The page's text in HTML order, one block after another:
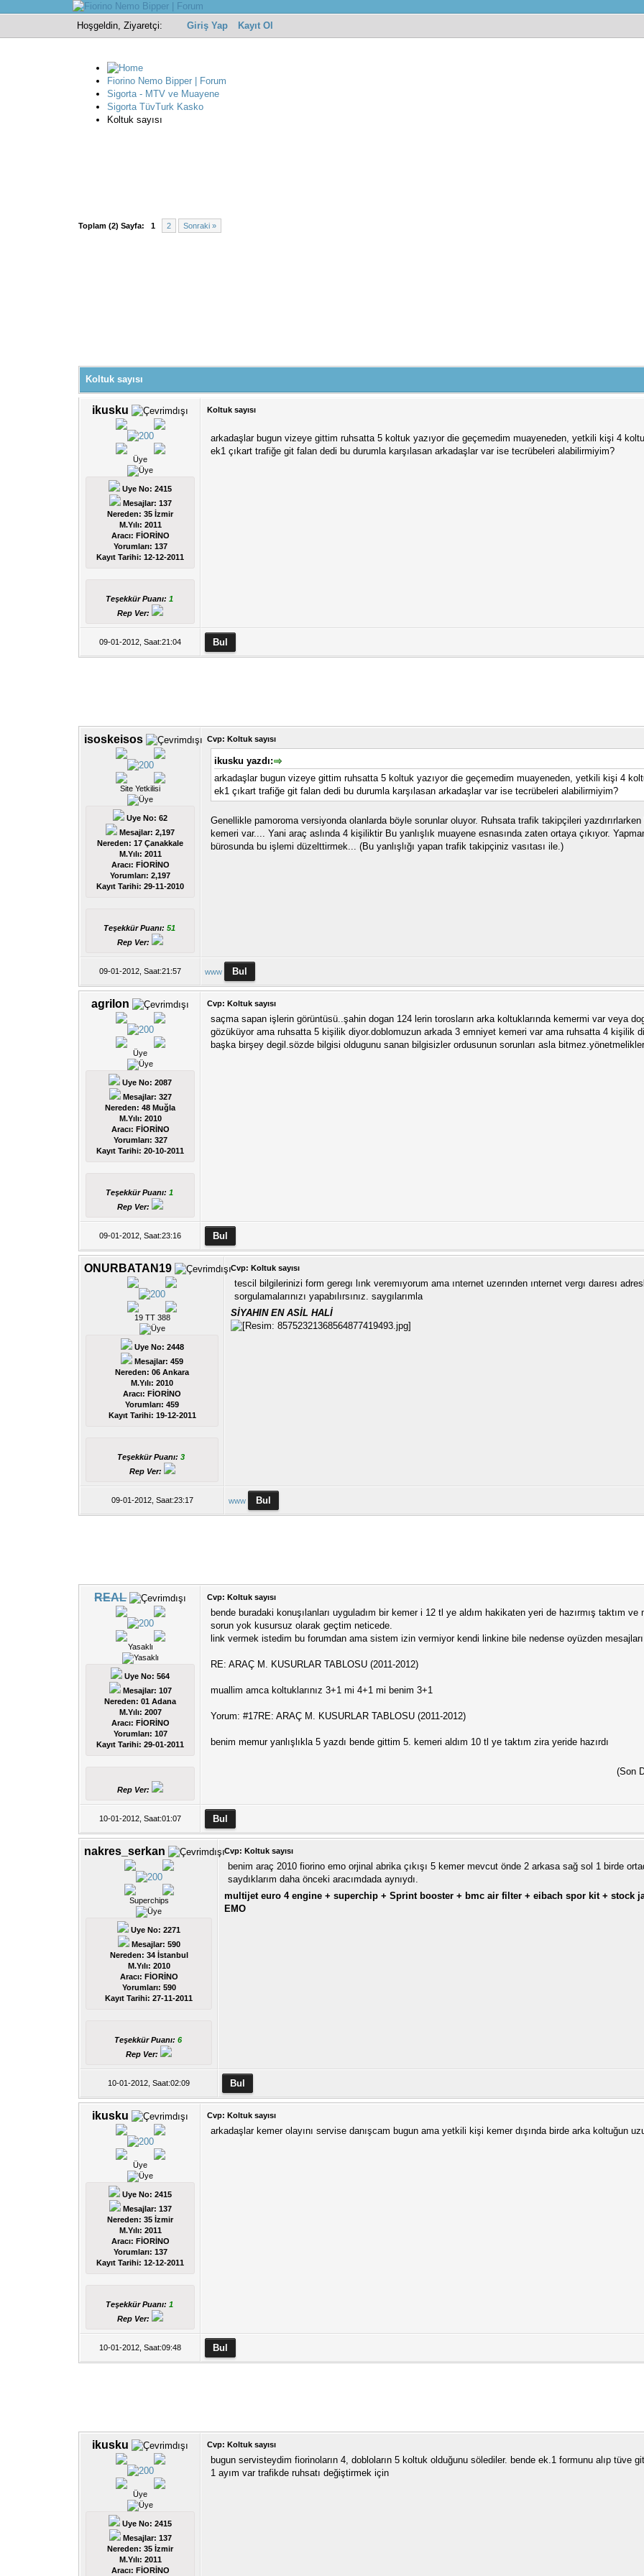
Hoşgeldin, Ziyaretçi: Giriş Yap Kayıt Ol
Fiorino Nemo Bipper | Forum
Sigorta - MTV ve Muayene
Sigorta TüvTurk Kasko
Koltuk sayısı
Toplam (2) Sayfa: 1 2 Sonraki »
Koltuk sayısı
ikusku
Üye
Uye No: 2415
Mesajlar: 137
Nereden: 35 İzmir
M.Yılı: 2011
Aracı: FİORİNO
Yorumları: 137
Kayıt Tarihi:12-12-2011
Teşekkür Puanı: 1
Rep Ver:
Koltuk sayısı
arkadaşlar bugun vizeye gittim ruhsatta 5 koltuk yazıyor die geçemedim muayeneden, yetkili kişi 4
ek1 çıkart trafiğe git falan dedi bu durumla karşılasan arkadaşlar var ise tecrübeleri alabilirmiyim?
09-01-2012, Saat:21:04
isoskeisos
Site Yetkilisi
Uye No: 62
Mesajlar: 2,197
Nereden: 17 Çanakkale
M.Yılı: 2011
Aracı: FİORİNO
Yorumları:2,197
Kayıt Tarihi:29-11-2010
Teşekkür Puanı: 51
Rep Ver:
Cvp: Koltuk sayısı
ikusku yazdı:
arkadaşlar bugun vizeye gittim ruhsatta 5 koltuk yazıyor die geçemedim muayeneden, yetkili kişi 4
ek1 çıkart trafiğe git falan dedi bu durumla karşılasan arkadaşlar var ise tecrübeleri alabilirmiyim?
Genellikle pamoroma versiyonda olanlarda böyle sorunlar oluyor. Ruhsata trafik takipçileri
kemeri var.... Yani araç aslında 4 kişiliktir Bu yanlışlık muayene esnasında zaten ortaya çıkıyor.
bürosunda bu işlemi düzelttirmek... (Bu yanlışlığı yapan trafik takipçiniz vasıtası ile.)
09-01-2012, Saat:21:57 www
agrilon
Üye
Uye No: 2087
Mesajlar: 327
Nereden: 48 Muğla
M.Yılı: 2010
Aracı: FİORİNO
Yorumları: 327
Kayıt Tarihi:20-10-2011
Teşekkür Puanı: 1
Rep Ver:
Cvp: Koltuk sayısı
saçma sapan işlerin görüntüsü..şahin dogan 124 lerin torosların arka koltuklarında kemermi var veya
gözüküyor ama ruhsatta 5 kişilik diyor.doblomuzun arkada 3 emniyet kemeri var ama ruhsatta 4 kişilik
başka birşey degil.sözde bilgisi oldugunu sanan bilgisizler ordusunun sorunları asla
09-01-2012, Saat:23:16
ONURBATAN19
19 TT 388
Uye No: 2448
Mesajlar: 459
Nereden: 06 Ankara
M.Yılı: 2010
Aracı: FİORİNO
Yorumları:459
Kayıt Tarihi: 19-12-2011
Teşekkür Puanı:3
Rep Ver:
Cvp: Koltuk sayısı
tescil bilgilerinizi form geregı lınk veremıyorum ama ınternet uzerınden ınternet vergı daıresı
sorgulamalarınızı yapabılırsınız. saygılarımla
SİYAHIN EN ASİL HALİ
09-01-2012, Saat:23:17 www
REAL
Yasaklı
Uye No: 564
Mesajlar: 107
Nereden: 01 Adana
M.Yılı: 2007
Aracı: FİORİNO
Yorumları: 107
Kayıt Tarihi:29-01-2011
Rep Ver:
Cvp: Koltuk sayısı
bende buradaki konuşılanları uyguladım bir kemer i 12 tl ye aldım hakikaten yeri de hazırmış taktım
sorun yok kusursuz olarak geçtim neticede.
link vermek istedim bu forumdan ama sistem izin vermiyor kendi linkine bile nedense oyüzden
RE: ARAÇ M. KUSURLAR TABLOSU (2011-2012)
muallim amca koltuklarınız 3+1 mi 4+1 mi benim 3+1
Yorum: #17RE: ARAÇ M. KUSURLAR TABLOSU (2011-2012)
benim memur yanlışlıkla 5 yazdı bende gittim 5. kemeri aldım 10 tl ye taktım zira yeride hazırdı
(Son
10-01-2012, Saat:01:07
nakres_serkan
Superchips
Uye No: 2271
Mesajlar: 590
Nereden: 34 İstanbul
M.Yılı: 2010
Aracı: FİORİNO
Yorumları: 590
Kayıt Tarihi:27-11-2011
Teşekkür Puanı: 6
Rep Ver:
Cvp: Koltuk sayısı
benim araç 2010 fiorino emo orjinal abrika çıkışı 5 kemer mevcut önde 2 arkasa sağ sol 1 birde
saydıklarım daha önceki aracımdada aynıydı.
multijet euro 4 engine + superchip + Sprint booster + bmc air filter + eibach spor kit + stock
EMO
10-01-2012, Saat:02:09
ikusku
Üye
Uye No: 2415
Mesajlar: 137
Nereden: 35 İzmir
M.Yılı: 2011
Aracı: FİORİNO
Yorumları: 137
Kayıt Tarihi:12-12-2011
Teşekkür Puanı: 1
Rep Ver:
Cvp: Koltuk sayısı
arkadaşlar kemer olayını servise danışcam bugun ama yetkili kişi kemer dışında birde arka koltuğun
10-01-2012, Saat:09:48
ikusku
Üye
Uye No: 2415
Mesajlar: 137
Nereden: 35 İzmir
M.Yılı: 2011
Aracı: FİORİNO
Cvp: Koltuk sayısı
bugun servisteydim fiorinoların 4, dobloların 5 koltuk olduğunu sölediler. bende ek.1 formunu alıp tüve
1 ayım var trafikde ruhsatı değiştirmek için